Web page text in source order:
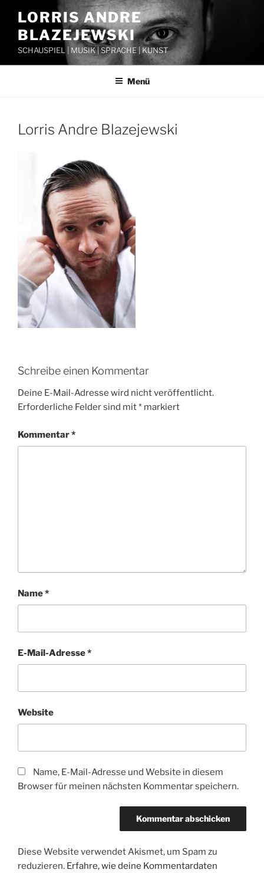
Inhalt
springen
LORRIS ANDRE
BLAZEJEWSKI
SCHAUSPIEL | MUSIK | SPRACHE | KUNST
Menü
Lorris Andre Blazejewski
Schreibe einen Kommentar
Deine E-Mail-Adresse wird nicht veröffentlicht.
Erforderliche Felder sind mit* markiert
Kommentar*
Name*
E-Mail-Adresse*
Website
Name, E-Mail-Adresse und Website in diesem
Browser für meinen nächsten Kommentar speichern.
Diese Website verwendet Akismet, um Spam zu
reduzieren. Erfahre, wie deine Kommentardaten